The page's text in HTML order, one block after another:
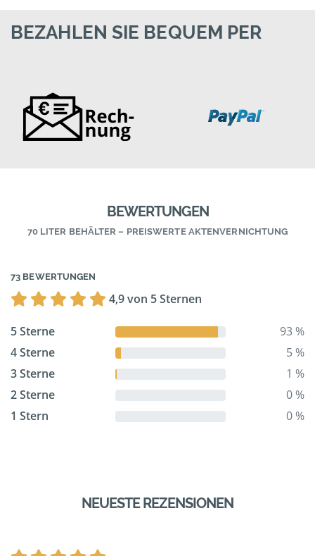
BEZAHLEN SIE BEQUEM PER
BEWERTUNGEN
70 LITER BEHÄLTER – PREISWERTE AKTENVERNICHTUNG
73 BEWERTUNGEN
4,9 von 5 Sternen
5 Sterne
93 %
4 Sterne
5 %
3 Sterne
1 %
2 Sterne
0 %
1 Stern
0 %
NEUESTE REZENSIONEN